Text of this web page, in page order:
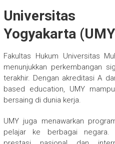
Universitas
Yogyakarta
Fakultas Hukum Universitas
menunjukkan perkembangan
terakhir. Dengan akreditasi A
based education, UMY
bersaing di dunia kerja.
UMY juga menawarkan
pelajar ke berbagai negara.